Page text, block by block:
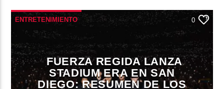
ENTRETENIMIENTO 0
FUERZA REGIDA LANZA
STADIUM ERA EN SAN
DIEGO: RESUMEN DE LOS